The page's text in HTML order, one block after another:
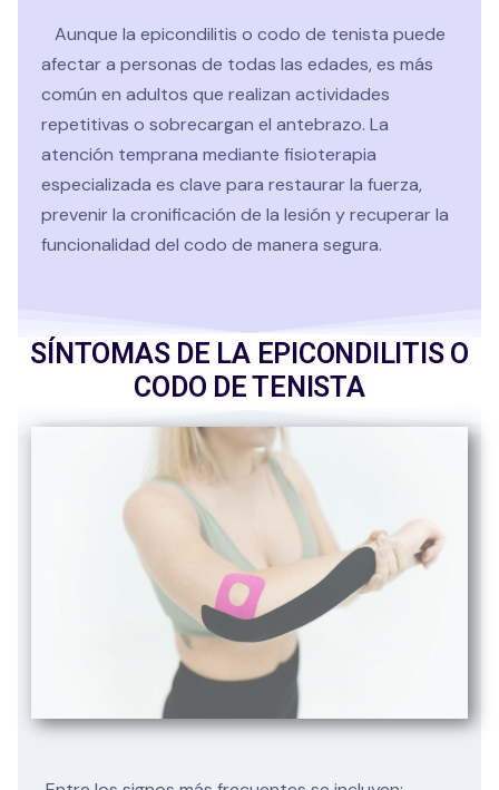
Aunque la epicondilitis o codo de tenista puede
afectar a personas de todas las edades, es más
común en adultos que realizan actividades
repetitivas o sobrecargan el antebrazo. La
atención temprana mediante fisioterapia
especializada es clave para restaurar la fuerza,
prevenir la cronificación de la lesión y recuperar la
funcionalidad del codo de manera segura.
SÍNTOMAS DE LA EPICONDILITIS O
CODO DE TENISTA